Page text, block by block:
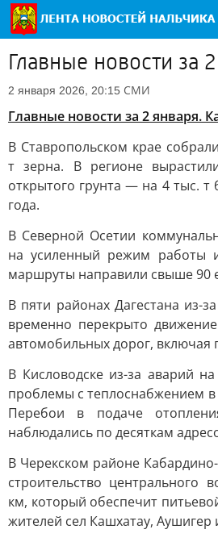
Главные новости за
2 января 2026, 20:15 СМИ
Главные новости за 2 января.
В Ставропольском крае
т зерна. В регионе
открытого грунта — на 4 тыс.
года.
В Северной Осетии
на усиленный режим работы
маршруты направили свыше 90
В пяти районах Дагестана из-
временно перекрыто
автомобильных дорог, включая
В Кисловодске из-за аварий
проблемы с теплоснабжением в
Перебои в подаче
наблюдались по десяткам
В Черекском районе
строительство центрального
км, который обеспечит
жителей сел Кашхатау, Аушигер